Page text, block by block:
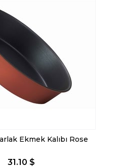
Ekmek Kalıbı Rose
31.10 $